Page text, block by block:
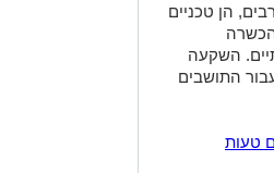
באתגרים רבים, הן טכניים
הכשרה
השקעה
התושבים
טעות